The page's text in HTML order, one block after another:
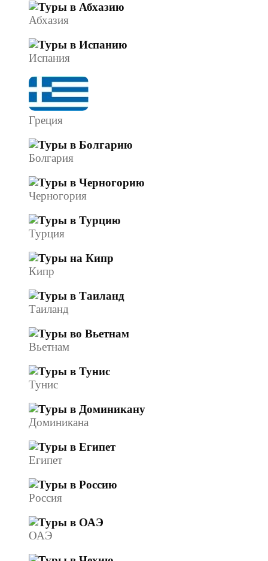
Абхазия
Испания
Греция
Болгария
Черногория
Турция
Кипр
Таиланд
Вьетнам
Тунис
Доминикана
Египет
Россия
ОАЭ